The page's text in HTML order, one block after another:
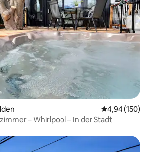
4,94 (150)
– Whirlpool – In der Stadt